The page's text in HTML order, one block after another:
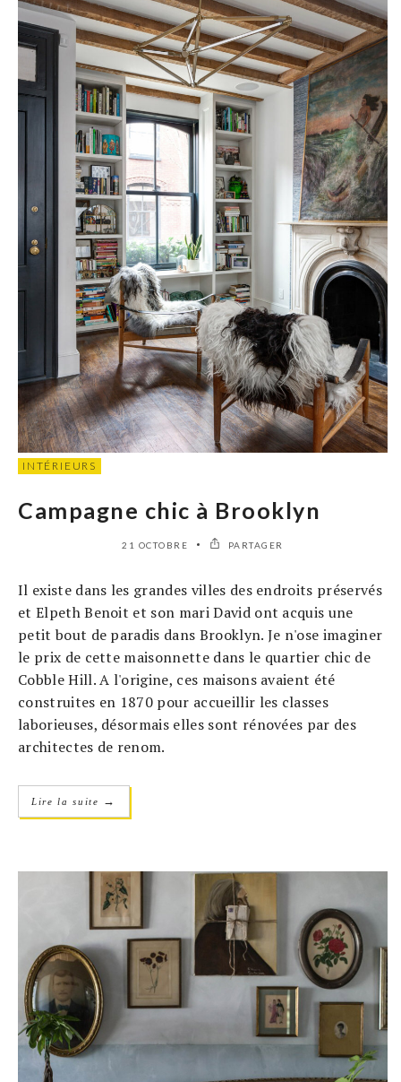
INTÉRIEURS
Campagne chic à Brooklyn
21 OCTOBRE PARTAGER
Il existe dans les grandes villes des endroits préservés
et Elpeth Benoit et son mari David ont acquis une
petit bout de paradis dans Brooklyn. Je n'ose imaginer
le prix de cette maisonnette dans le quartier chic de
Cobble Hill. A l'origine, ces maisons avaient été
construites en 1870 pour accueillir les classes
laborieuses, désormais elles sont rénovées par des
architectes de renom.
Lire la suite →